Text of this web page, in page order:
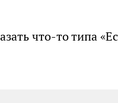
что-то типа